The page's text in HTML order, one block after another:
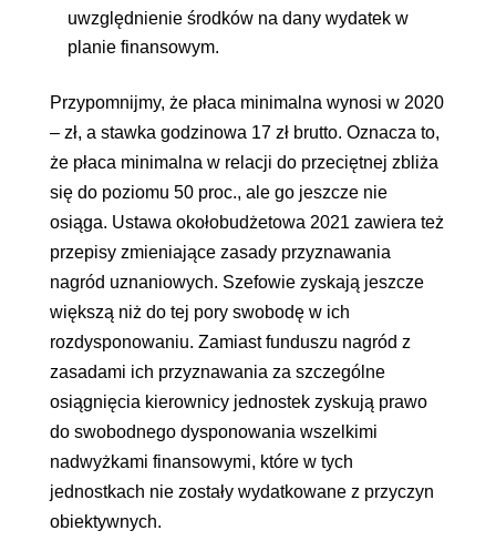
uwzględnienie środków na dany wydatek w
planie finansowym.
Przypomnijmy, że płaca minimalna wynosi w 2020
– zł, a stawka godzinowa 17 zł brutto. Oznacza to,
że płaca minimalna w relacji do przeciętnej zbliża
się do poziomu 50 proc., ale go jeszcze nie
osiąga. Ustawa okołobudżetowa 2021 zawiera też
przepisy zmieniające zasady przyznawania
nagród uznaniowych. Szefowie zyskają jeszcze
większą niż do tej pory swobodę w ich
rozdysponowaniu. Zamiast funduszu nagród z
zasadami ich przyznawania za szczególne
osiągnięcia kierownicy jednostek zyskują prawo
do swobodnego dysponowania wszelkimi
nadwyżkami finansowymi, które w tych
jednostkach nie zostały wydatkowane z przyczyn
obiektywnych.